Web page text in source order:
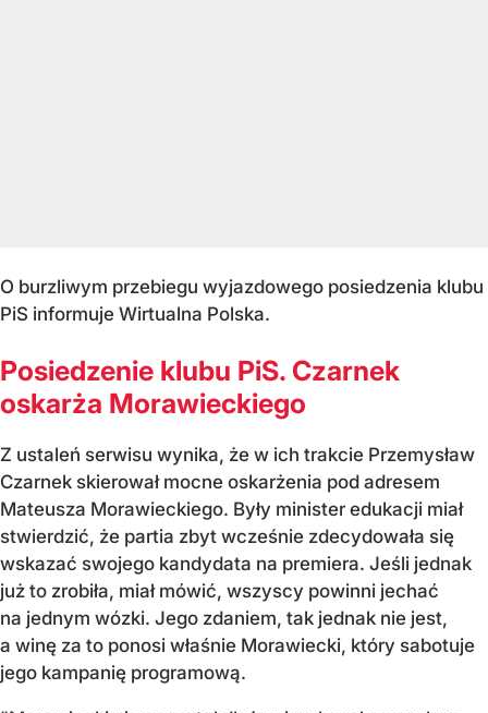
O burzliwym przebiegu wyjazdowego posiedzenia klubu
PiS informuje Wirtualna Polska.
Posiedzenie klubu PiS. Czarnek
oskarża Morawieckiego
Z ustaleń serwisu wynika, że w ich trakcie Przemysław
Czarnek skierował mocne oskarżenia pod adresem
Mateusza Morawieckiego. Były minister edukacji miał
stwierdzić, że partia zbyt wcześnie zdecydowała się
wskazać swojego kandydata na premiera. Jeśli jednak
już to zrobiła, miał mówić, wszyscy powinni jechać
na jednym wózki. Jego zdaniem, tak jednak nie jest,
a winę za to ponosi właśnie Morawiecki, który sabotuje
jego kampanię programową.